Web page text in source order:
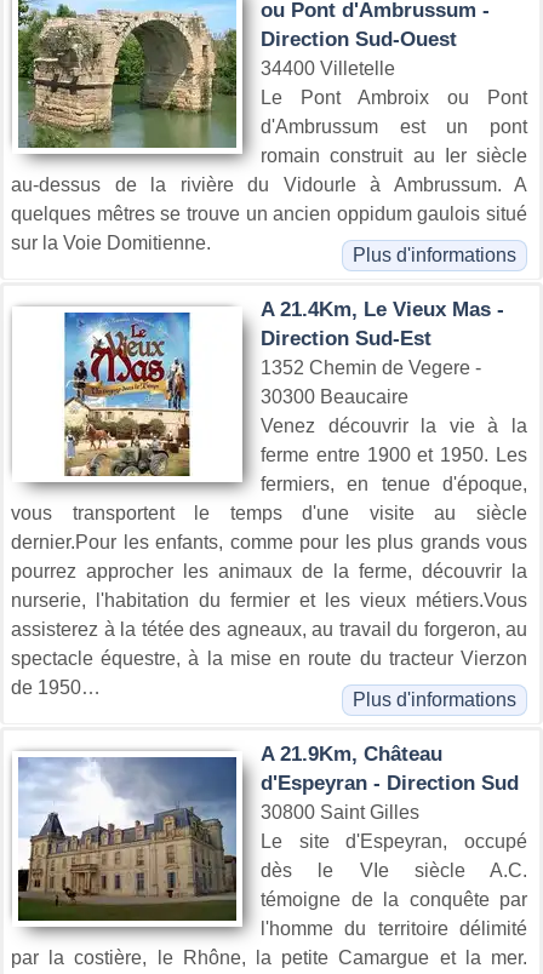
ou Pont d'Ambrussum -
Direction Sud-Ouest
34400 Villetelle
Le Pont Ambroix ou Pont
d'Ambrussum est un pont
romain construit au Ier siècle
au-dessus de la rivière du Vidourle à Ambrussum. A
quelques mêtres se trouve un ancien oppidum gaulois situé
sur la Voie Domitienne.
Plus d'informations
A 21.4Km, Le Vieux Mas -
Direction Sud-Est
1352 Chemin de Vegere -
30300 Beaucaire
Venez découvrir la vie à la
ferme entre 1900 et 1950. Les
fermiers, en tenue d'époque,
vous transportent le temps d'une visite au siècle
dernier.Pour les enfants, comme pour les plus grands vous
pourrez approcher les animaux de la ferme, découvrir la
nurserie, l'habitation du fermier et les vieux métiers.Vous
assisterez à la tétée des agneaux, au travail du forgeron, au
spectacle équestre, à la mise en route du tracteur Vierzon
de 1950…
Plus d'informations
A 21.9Km, Château
d'Espeyran - Direction Sud
30800 Saint Gilles
Le site d'Espeyran, occupé
dès le VIe siècle A.C.
témoigne de la conquête par
l'homme du territoire délimité
par la costière, le Rhône, la petite Camargue et la mer.